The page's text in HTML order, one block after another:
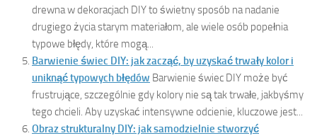
drewna w dekoracjach DIY to świetny sposób na nadanie
drugiego życia starym materiałom, ale wiele osób popełnia
typowe błędy, które mogą...
Barwienie świec DIY: jak zacząć, by uzyskać trwały kolor i
uniknąć typowych błędów Barwienie świec DIY może być
frustrujące, szczególnie gdy kolory nie są tak trwałe, jakbyśmy
tego chcieli. Aby uzyskać intensywne odcienie, kluczowe jest...
Obraz strukturalny DIY: jak samodzielnie stworzyć